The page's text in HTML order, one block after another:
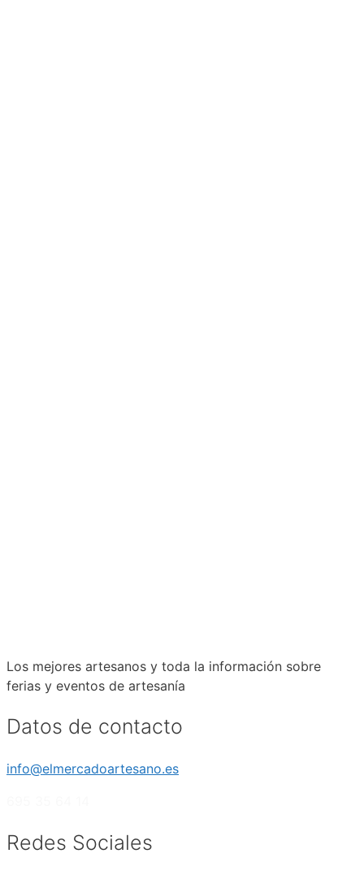
Los mejores artesanos y toda la información sobre
ferias y eventos de artesanía
Datos de contacto
info@elmercadoartesano.es
Redes Sociales